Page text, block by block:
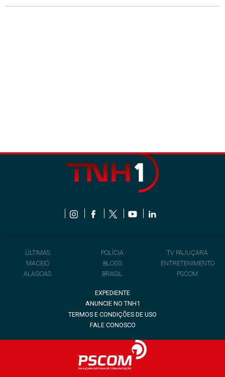
ÚLTIMAS
MACEIÓ
ALAGOAS
POLÍCIA
BLOGS
BRASIL
TV PAJUÇARA
ENTRETENIMENTO
PSCOM
EXPEDIENTE
ANUNCIE NO TNH1
TERMOS E CONDIÇÕES DE USO
FALE CONOSCO